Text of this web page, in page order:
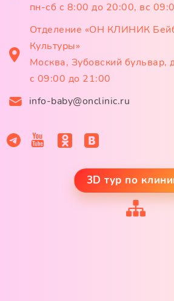
пн-сб с 8:00 до 20:00, вс
Отделение «ОН КЛИНИК
Культуры»
Москва, Зубовский бульвар,
с 09:00 до 21:00
info-baby@onclinic.ru
3D тур по